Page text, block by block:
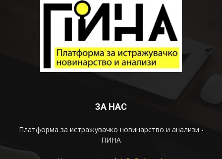
ЗА НАС
Платформа за истражувачко новинарство и анализи -
ПИНА